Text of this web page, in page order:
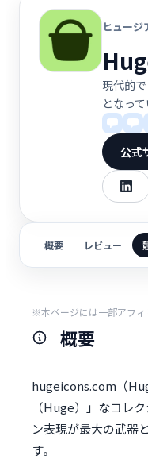
ヒュージ
現代的
となっ
公式
概要 レビュー
※本ページには一部アフィ
概要
hugeicons.com（
（Huge）」なコレ
ン表現が最大の武器
す。